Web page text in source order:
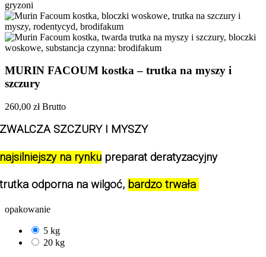
MURIN FACOUM kostka – trutka na myszy i
szczury
260,00 zł Brutto
SZCZURY I MYSZY
na rynku preparat deratyzacyjny
odporna na wilgoć, bardzo trwała
opakowanie
5 kg
20 kg